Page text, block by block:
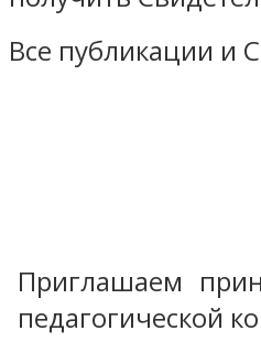
Все публикации и
Приглашаем
педагогической